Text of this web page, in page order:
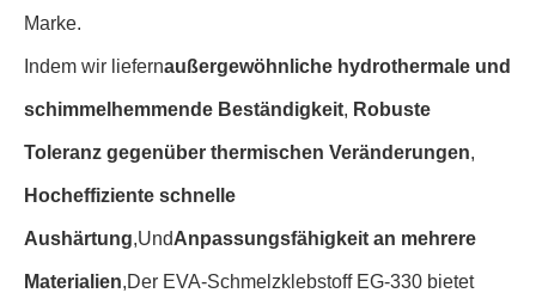
Marke.
Indem wir liefernaußergewöhnliche hydrothermale und
schimmelhemmende Beständigkeit, Robuste
Toleranz gegenüber thermischen Veränderungen,
Hocheffiziente schnelle
Aushärtung,UndAnpassungsfähigkeit an mehrere
Materialien,Der EVA-Schmelzklebstoff EG-330 bietet